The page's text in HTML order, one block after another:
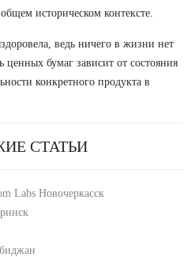
историческом контексте.
ведь ничего в жизни нет
бумаг зависит от состояния
конкретного продукта в
СТАТЬИ
Labs Новочеркасск